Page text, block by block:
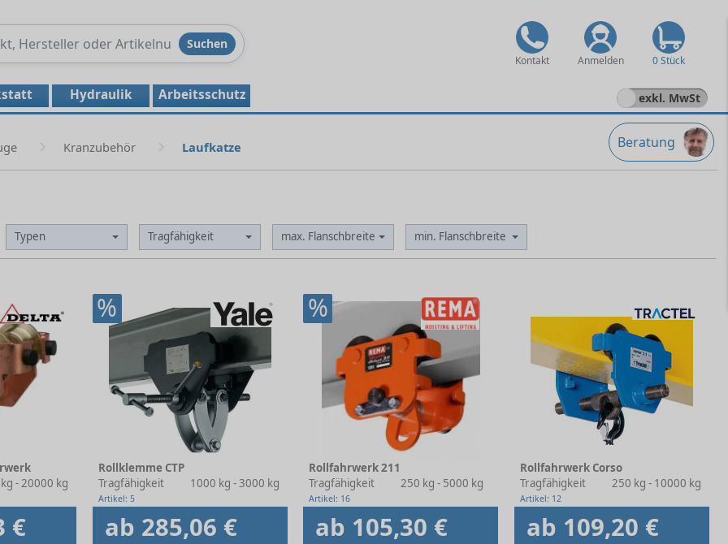
Produkte
Suchen
Kontakt Anmelden 0 Stück
Hydraulik Arbeitsschutz exkl. MwSt
Beratung
Kranzubehör Laufkatze
Typen Tragfähigkeit max. Flanschbreite min. Flanschbreite
- 20000 kg
€
%
Rollklemme CTP
Tragfähigkeit
1000 kg - 3000 kg
Artikel: 5
ab 285,06 €
%
Rollfahrwerk 211
Tragfähigkeit
250 kg - 5000 kg
Artikel: 16
ab 105,30 €
Rollfahrwerk Corso
Tragfähigkeit
250 kg - 10000 kg
Artikel: 12
ab 109,20 €